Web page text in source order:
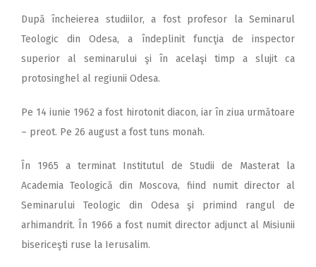
După încheierea studiilor, a fost profesor la Seminarul
Teologic din Odesa, a îndeplinit funcţia de inspector
superior al seminarului şi în acelaşi timp a slujit ca
protosinghel al regiunii Odesa.
Pe 14 iunie 1962 a fost hirotonit diacon, iar în ziua următoare
– preot. Pe 26 august a fost tuns monah.
În 1965 a terminat Institutul de Studii de Masterat la
Academia Teologică din Moscova, fiind numit director al
Seminarului Teologic din Odesa şi primind rangul de
arhimandrit. În 1966 a fost numit director adjunct al Misiunii
bisericeşti ruse la Ierusalim.